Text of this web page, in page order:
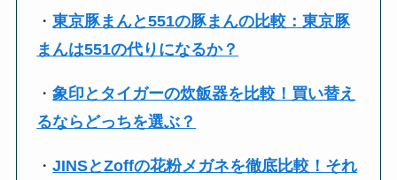
・東京豚まんと551の豚まんの比較：東京豚
まんは551の代りになるか？
・象印とタイガーの炊飯器を比較！買い替え
るならどっちを選ぶ？
・JINSとZoffの花粉メガネを徹底比較！それ